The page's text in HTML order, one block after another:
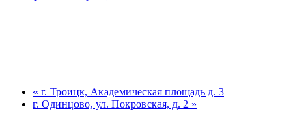
« г. Троицк, Академическая площадь д. 3
г. Одинцово, ул. Покровская, д. 2 »